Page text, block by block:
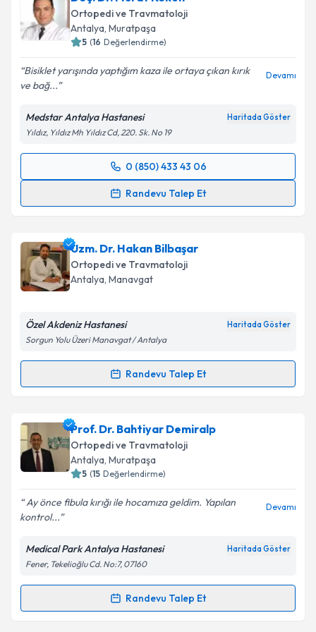
Ortopedi ve Travmatoloji
Antalya, Muratpaşa
5 (16 Değerlendirme)
Bisiklet yarışında yaptığım kaza ile ortaya çıkan kırık
ve bağ...
Devamı
Medstar Antalya Hastanesi Haritada Göster
Yıldız, Yıldız Mh Yıldız Cd, 220. Sk. No 19
0 (850) 433 43 06
Randevu Talep Et
Randevu Takvimi Talebi
takvim hazırlandığında e-posta ile bilgilendireceğiz.
E-posta Adresiniz
Kişisel verilerimin işlenmesine ilişkin
Metni'ni okudum ve kişisel verilerimin belirtilen
kapsamda işlenmesini kabul ediyorum.
Uzm. Dr. Hakan Bilbaşar
Ortopedi ve Travmatoloji
Antalya, Manavgat
Özel Akdeniz Hastanesi Haritada Göster
Sorgun Yolu Üzeri Manavgat / Antalya
Randevu Talep Et
Randevu Takvimi Talebi
Uzm. Dr. Hakan Bilbaşar için randevu takvimi talebi
oluşturun. Size bu uzmandan randevu almanız için bir
takvim hazırlandığında e-posta ile bilgilendireceğiz.
Kişisel verilerimin işlenmesine ilişkin
Aydınlatma
Metni'ni okudum ve kişisel verilerimin belirtilen
kapsamda işlenmesini kabul ediyorum.
Prof. Dr. Bahtiyar Demiralp
Ortopedi ve Travmatoloji
Antalya, Muratpaşa
5 (15 Değerlendirme)
Ay önce fibula kırığı ile hocamıza geldim. Yapılan
kontrol...
Devamı
Medical Park Antalya Hastanesi Haritada Göster
Fener, Tekelioğlu Cd. No:7, 07160
Randevu Talep Et
Randevu Takvimi Talebi